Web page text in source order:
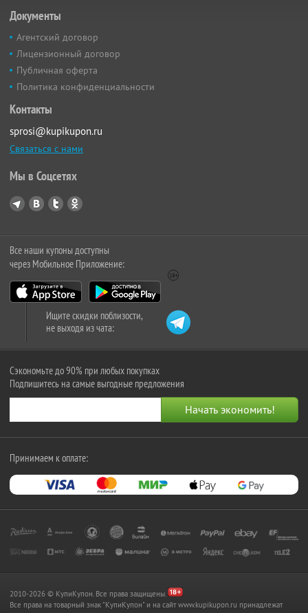
Документы
Агентский договор
Лицензионный договор
Публичная оферта
Политика конфиденциальности
Контакты
sprosi@kupikupon.ru
Связаться с нами
Мы в Соцсетях
Все наши купоны доступны
через Мобильное Приложение:
Ищите скидки поблизости,
не выходя из чата:
Сэкономьте до 90% при любых покупках
Подпишитесь на самые выгодные предложения
Принимаем к оплате:
2010-2026 © КупиКупон. Все права защищены.
Все права на товарный знак "КупиКупон" и на сайт www.kupikupon.ru принадлежат